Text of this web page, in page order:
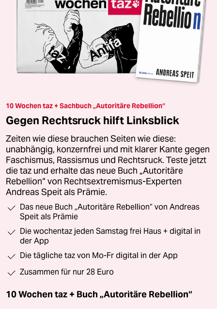
10 Wochen taz + Sachbuch „Autoritäre Rebellion“
Gegen Rechtsruck hilft Linksblick
Zeiten wie diese brauchen Seiten wie diese:
unabhängig, konzernfrei und mit klarer Kante gegen
Faschismus, Rassismus und Rechtsruck. Teste jetzt
die taz und erhalte das neue Buch „Autoritäre
Rebellion“ von Rechtsextremismus-Experten
Andreas Speit als Prämie.
Das neue Buch „Autoritäre Rebellion“ von Andreas
Speit als Prämie
Die wochentaz jeden Samstag frei Haus + digital in
der App
Die tägliche taz von Mo-Fr digital in der App
Zusammen für nur 28 Euro
10 Wochen taz + Buch „Autoritäre Rebellion“